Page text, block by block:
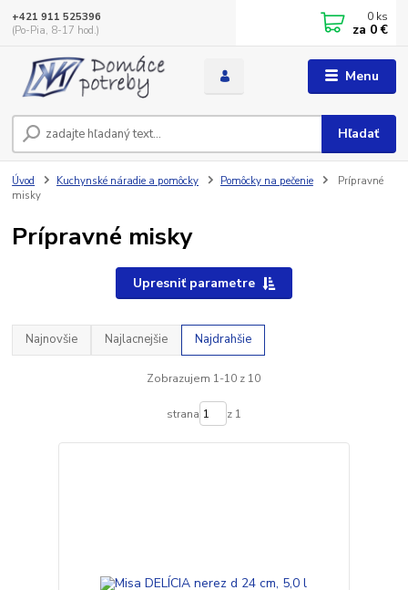
Menu
Hľadať
+421 911 525396
(Po-Pia, 8-17 hod.)
0 ks
za 0 €
Úvod Kuchynské náradie a pomôcky Pomôcky na pečenie
Prípravné
misky
Prípravné misky
Upresniť parametre
Najnovšie Najlacnejšie Najdrahšie
Zobrazujem 1-10 z 10
strana z 1